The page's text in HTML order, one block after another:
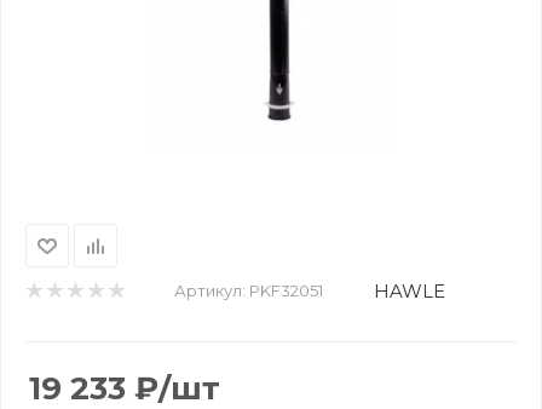
Артикул: PKF32051 HAWLE
19 233 ₽/шт